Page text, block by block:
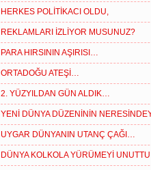
HERKES POLİTİKACI OLDU,
REKLAMLARI İZLİYOR MUSUNUZ?
PARA HIRSININ AŞIRISI…
ORTADOĞU ATEŞİ…
2. YÜZYILDAN GÜN ALDIK…
YENİ DÜNYA DÜZENİNİN
UYGAR DÜNYANIN UTANÇ ÇAĞI…
DÜNYA KOLKOLA YÜRÜMEYİ